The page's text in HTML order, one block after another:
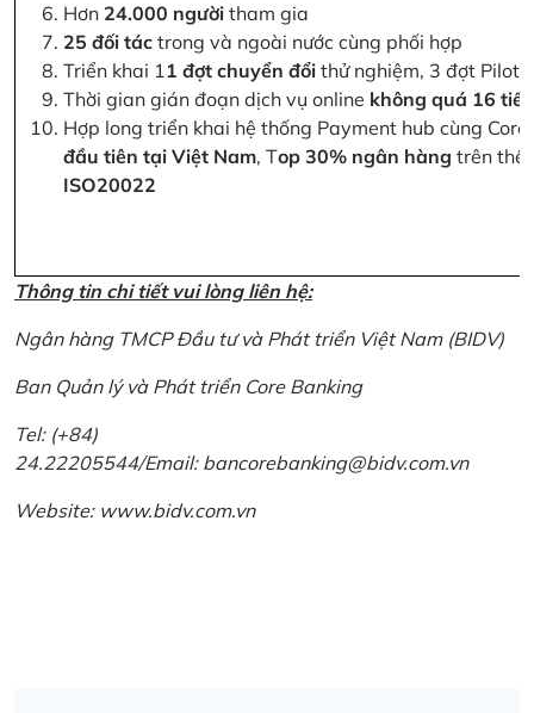
Hơn 24.000 người tham gia
25 đối tác trong và ngoài nước cùng phối hợp
Triển khai 11 đợt chuyển đổi thử nghiệm, 3 đợt Pilot
Thời gian gián đoạn dịch vụ online không quá 16
Hợp long triển khai hệ thống Payment hub cùng
đầu tiên tại Việt Nam, Top 30% ngân hàng trên thế
ISO20022
Thông tin chi tiết vui lòng liên hệ:
Ngân hàng TMCP Đầu tư và Phát triển Việt Nam (BIDV)
Ban Quản lý và Phát triển Core Banking
Tel: (+84)
24.22205544/Email: bancorebanking@bidv.com.vn
Website: www.bidv.com.vn